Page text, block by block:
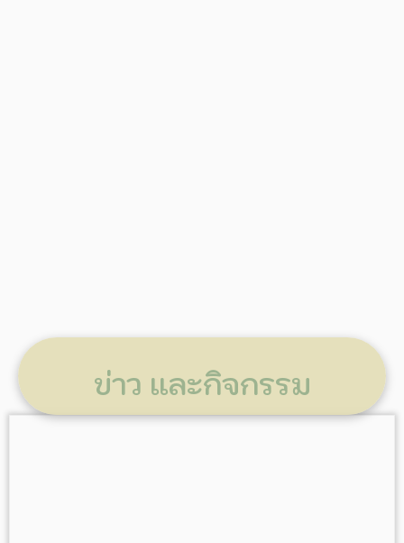
ข่าว และกิจกรรม